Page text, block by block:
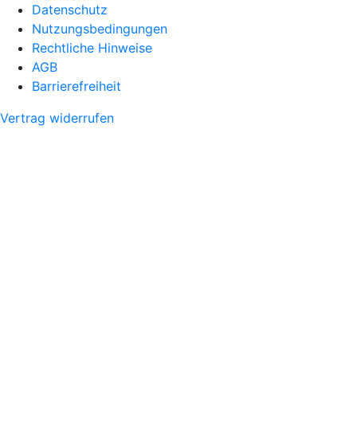
Datenschutz
Nutzungsbedingungen
Rechtliche Hinweise
AGB
Barrierefreiheit
Vertrag widerrufen